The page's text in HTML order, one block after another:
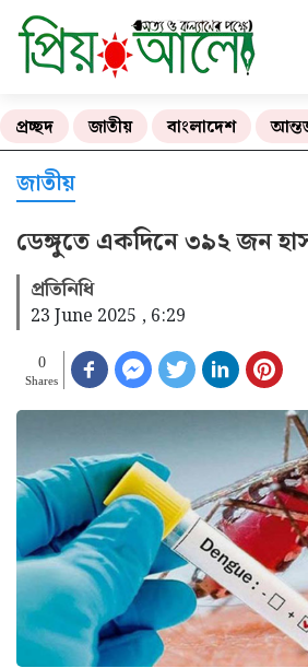
প্রচ্ছদ জাতীয় বাংলাদেশ
জাতীয়
ডেঙ্গুতে একদিনে ৩৯২ জন
প্রতিনিধি
23 June 2025 , 6:29
0
Shares